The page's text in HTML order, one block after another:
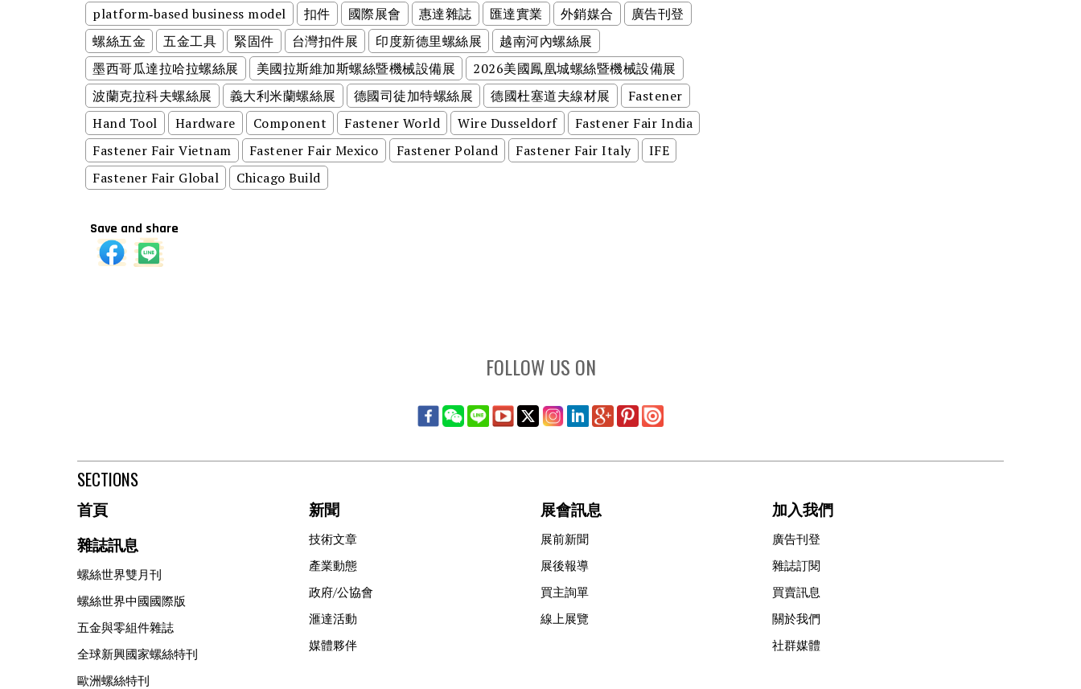
platform‑based business model
扣件 國際展會 惠達雜誌 匯達實業 外銷媒合
廣告刊登
螺絲五金
五金工具 緊固件 台灣扣件展 印度新德里螺絲展
越南河內螺絲展
墨西哥瓜達拉哈拉螺絲展
美國拉斯維加斯螺絲暨機械設備展
2026美國鳳凰城螺絲暨機械設備展
波蘭克拉科夫螺絲展
義大利米蘭螺絲展 德國司徒加特螺絲展 德國杜塞道夫線材展
Fastener
Hand Tool
Hardware Component Fastener World Wire Dusseldorf
Fastener Fair India
Fastener Fair Vietnam
Fastener Fair Mexico Fastener Poland Fastener Fair Italy
IFE
Fastener Fair Global
Chicago Build
Save and share
FOLLOW US ON
SECTIONS
首頁
雜誌訊息
螺絲世界雙月刊
螺絲世界中國國際版
五金與零組件雜誌
全球新興國家螺絲特刊
歐洲螺絲特刊
新聞
技術文章
產業動態
政府/公協會
滙達活動
媒體夥伴
展會訊息
展前新聞
展後報導
買主詢單
線上展覽
加入我們
廣告刊登
雜誌訂閱
買賣訊息
關於我們
社群媒體